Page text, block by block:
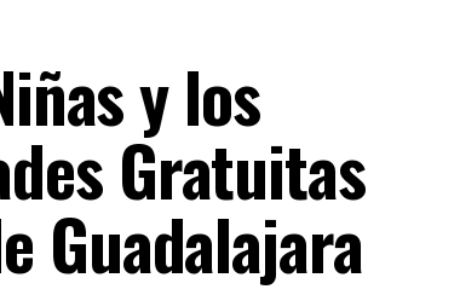
y los
Gratuitas
Guadalajara